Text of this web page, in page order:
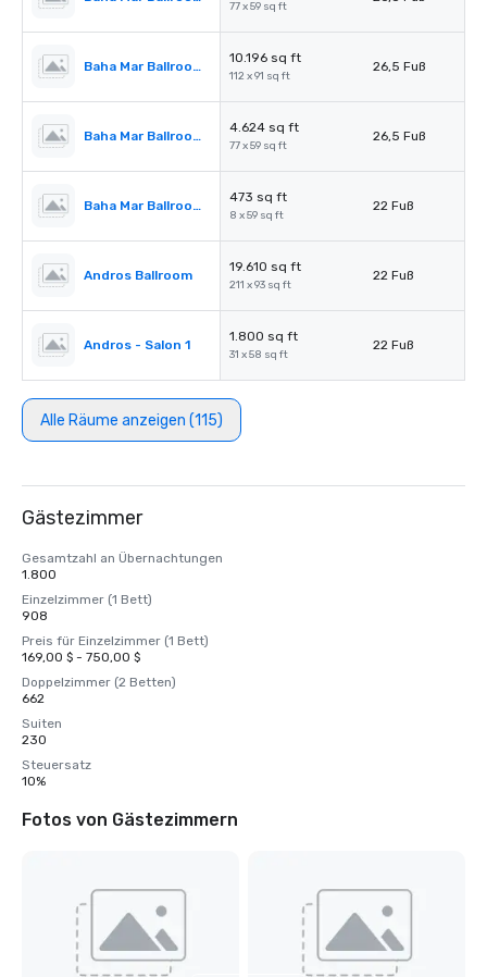
77 x 59 sq ft
Baha Mar Ballroom Salon 4
10.196 sq ft
112 x 91 sq ft
26,5 Fuß
Baha Mar Ballroom Salon 5
4.624 sq ft
77 x 59 sq ft
26,5 Fuß
Baha Mar Ballroom Corridor
473 sq ft
8 x 59 sq ft
22 Fuß
Andros Ballroom
19.610 sq ft
211 x 93 sq ft
22 Fuß
Andros - Salon 1
1.800 sq ft
31 x 58 sq ft
22 Fuß
Alle Räume anzeigen (115)
Gästezimmer
Gesamtzahl an Übernachtungen
1.800
Einzelzimmer (1 Bett)
908
Preis für Einzelzimmer (1 Bett)
169,00 $ - 750,00 $
Doppelzimmer (2 Betten)
662
Suiten
230
Steuersatz
10%
Fotos von Gästezimmern